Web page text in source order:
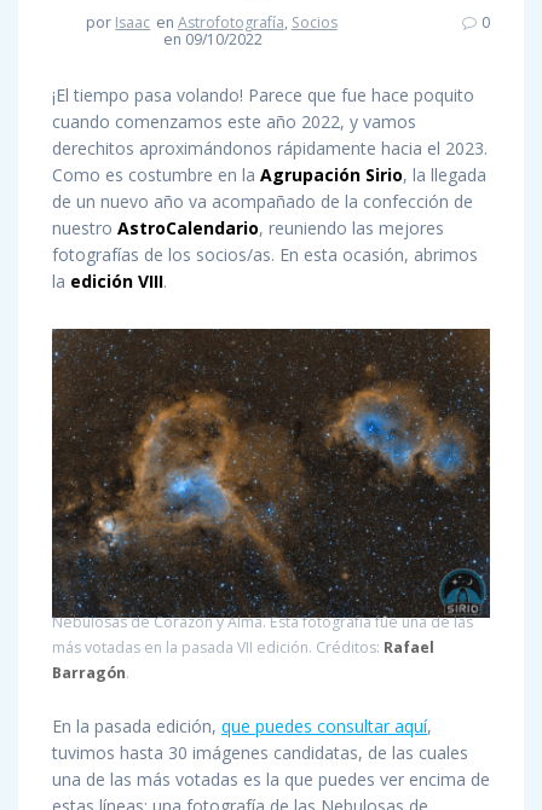
por Isaac en Astrofotografía, Socios
en 09/10/2022
0
¡El tiempo pasa volando! Parece que fue hace poquito
cuando comenzamos este año 2022, y vamos
derechitos aproximándonos rápidamente hacia el 2023.
Como es costumbre en la Agrupación Sirio, la llegada
de un nuevo año va acompañado de la confección de
nuestro AstroCalendario, reuniendo las mejores
fotografías de los socios/as. En esta ocasión, abrimos
la edición VIII.
Nebulosas de Corazón y Alma. Esta fotografía fue una de las
más votadas en la pasada VII edición. Créditos: Rafael
Barragón.
En la pasada edición, que puedes consultar aquí,
tuvimos hasta 30 imágenes candidatas, de las cuales
una de las más votadas es la que puedes ver encima de